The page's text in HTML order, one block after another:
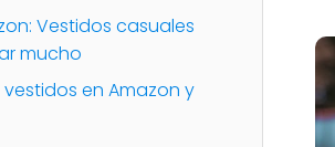
Vestidos casuales
mucho
en Amazon y